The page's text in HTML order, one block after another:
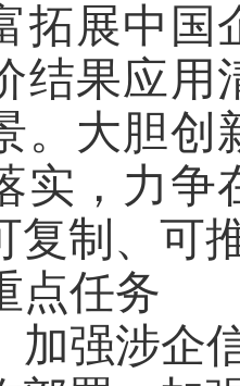
拓展中国
结果应用
。大胆创
实，力争
复制、可
点任务
加强涉